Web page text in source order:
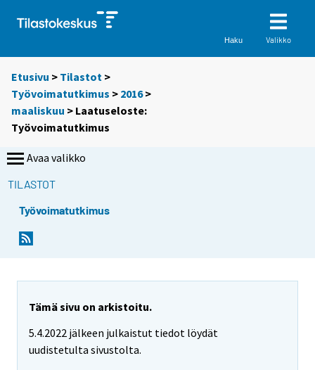
Haku Valikko
Etusivu > Tilastot >
Työvoimatutkimus > 2016>
maaliskuu > Laatuseloste:
Työvoimatutkimus
Avaa valikko
TILASTOT
Työvoimatutkimus
Tämä sivu on arkistoitu.
5.4.2022 jälkeen julkaistut tiedot löydät
uudistetulta sivustolta.